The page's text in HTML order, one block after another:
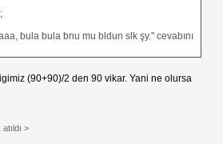
bula bula bnu mu bldun slk şy." cevabını
(90+90)/2 den 90 vikar. Yani ne olursa
>